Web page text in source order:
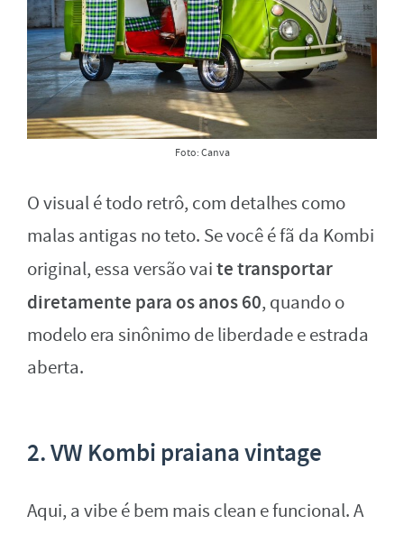
Foto: Canva
O visual é todo retrô, com detalhes como
malas antigas no teto. Se você é fã da Kombi
original, essa versão vaite transportar
diretamente para os anos 60, quando o
modelo era sinônimo de liberdade e estrada
aberta.
2. VW Kombi praiana vintage
Aqui, a vibe é bem mais clean e funcional. A